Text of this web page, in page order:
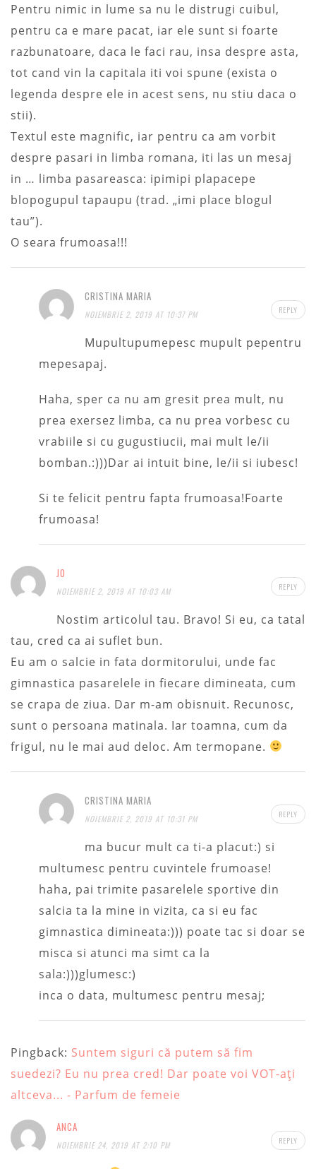
Pentru nimic in lume sa nu le distrugi cuibul,
pentru ca e mare pacat, iar ele sunt si foarte
razbunatoare, daca le faci rau, insa despre asta,
tot cand vin la capitala iti voi spune (exista o
legenda despre ele in acest sens, nu stiu daca o
stii).
Textul este magnific, iar pentru ca am vorbit
despre pasari in limba romana, iti las un mesaj
in … limba pasareasca: ipimipi plapacepe
blopogupul tapaupu (trad. „imi place blogul
tau”).
O seara frumoasa!!!
CRISTINA MARIA
NOIEMBRIE 2, 2019 AT 10:37 PM REPLY
Mupultupumepesc mupult pepentru
mepesapaj.
Haha, sper ca nu am gresit prea mult, nu
prea exersez limba, ca nu prea vorbesc cu
vrabiile si cu gugustiucii, mai mult le/ii
bomban.:)))Dar ai intuit bine, le/ii si iubesc!
Si te felicit pentru fapta frumoasa!Foarte
frumoasa!
JO
NOIEMBRIE 2, 2019 AT 10:03 AM REPLY
Nostim articolul tau. Bravo! Si eu, ca tatal
tau, cred ca ai suflet bun.
Eu am o salcie in fata dormitorului, unde fac
gimnastica pasarelele in fiecare dimineata, cum
se crapa de ziua. Dar m-am obisnuit. Recunosc,
sunt o persoana matinala. Iar toamna, cum da
frigul, nu le mai aud deloc. Am termopane.
CRISTINA MARIA
NOIEMBRIE 2, 2019 AT 10:31 PM REPLY
ma bucur mult ca ti-a placut:) si
multumesc pentru cuvintele frumoase!
haha, pai trimite pasarelele sportive din
salcia ta la mine in vizita, ca si eu fac
gimnastica dimineata:))) poate tac si doar se
misca si atunci ma simt ca la
sala:)))glumesc:)
inca o data, multumesc pentru mesaj;
Pingback: Suntem siguri că putem să fim
suedezi? Eu nu prea cred! Dar poate voi VOT-ați
altceva... - Parfum de femeie
ANCA
NOIEMBRIE 24, 2019 AT 2:10 PM REPLY